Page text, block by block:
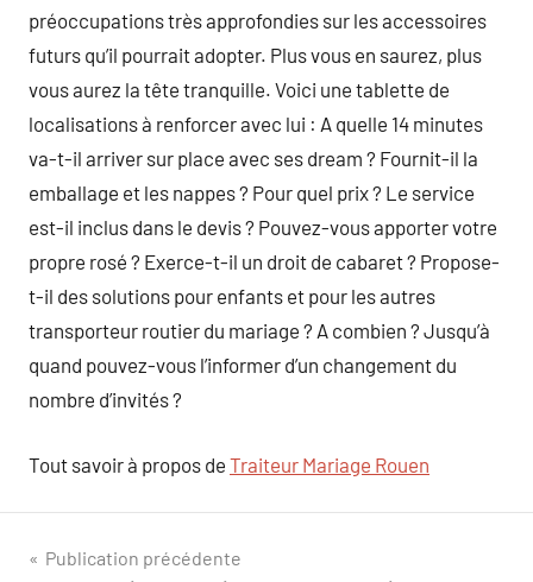
préoccupations très approfondies sur les accessoires
futurs qu’il pourrait adopter. Plus vous en saurez, plus
vous aurez la tête tranquille. Voici une tablette de
localisations à renforcer avec lui : A quelle 14 minutes
va-t-il arriver sur place avec ses dream ? Fournit-il la
emballage et les nappes ? Pour quel prix ? Le service
est-il inclus dans le devis ? Pouvez-vous apporter votre
propre rosé ? Exerce-t-il un droit de cabaret ? Propose-
t-il des solutions pour enfants et pour les autres
transporteur routier du mariage ? A combien ? Jusqu’à
quand pouvez-vous l’informer d’un changement du
nombre d’invités ?
Tout savoir à propos de Traiteur Mariage Rouen
Navigation
Publication précédente